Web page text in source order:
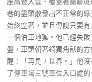
巷的盡頭散發出不正常的
始終空著，並且傳說只要
一個泊車地獄。他已經失
盤，車頭朝著銅獨角獸的
醒：「再見，世界。」他
了停車塔三號車位入口處